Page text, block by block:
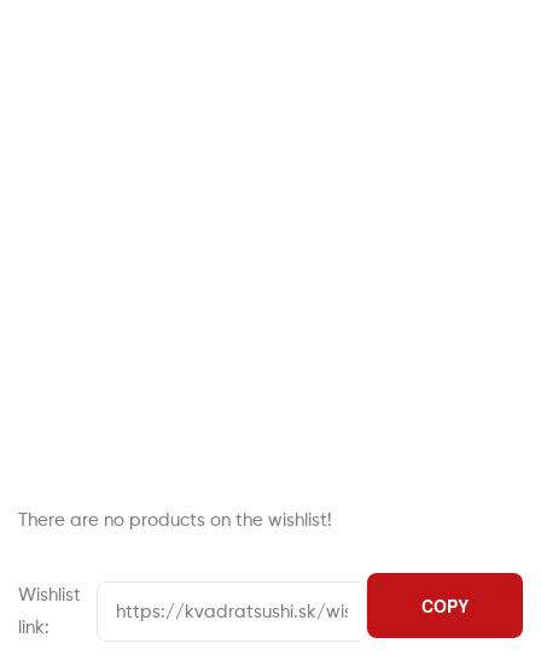
There are no products on the wishlist!
Wishlist
link: